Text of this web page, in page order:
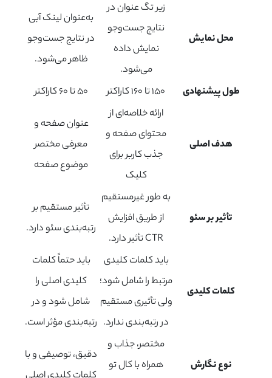
محل نمایش
زیر تگ عنوان در
نتایج جست‌وجو
نمایش داده
می‌شود.
به‌عنوان لینک آبی
در نتایج جست‌وجو
ظاهر می‌شود.
طول پیشنهادی ۱۵۰ تا ۱۶۰ کاراکتر ۵۰ تا ۶۰ کاراکتر
هدف اصلی
ارائه خلاصه‌ای از
محتوای صفحه و
جذب کاربر برای
کلیک
عنوان صفحه و
معرفی مختصر
موضوع صفحه
تأثیر بر سئو
به طور غیرمستقیم
از طریق افزایش
CTR تأثیر دارد.
تأثیر مستقیم بر
رتبه‌بندی سئو دارد.
کلمات کلیدی
باید کلمات کلیدی
مرتبط را شامل شود؛
ولی تأثیری مستقیم
در رتبه‌بندی ندارد.
باید حتماً کلمات
کلیدی اصلی را
شامل شود و در
رتبه‌بندی مؤثر است.
نوع نگارش
مختصر، جذاب و
همراه با کال تو
دقیق، توصیفی و با